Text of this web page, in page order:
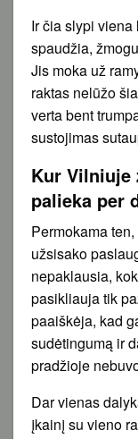
Ir čia slypi
spaudžia,
Jis moka už
raktas nelūžo
verta bent
sustojimas
Kur Vilniuje
palieka per
Permokama
užsisako
nepaklausia,
pasikliauja tik
paaiškėja, kad
sudėtingumą ir
pradžioje
Dar vienas
įkainį su vieno